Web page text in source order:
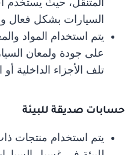
السيارات بشكل فعال
يتم استخدام المواد
على جودة ولمعان
تلف الأجزاء الداخلية
حسابات صديقة للبيئة
يتم استخدام منتجات